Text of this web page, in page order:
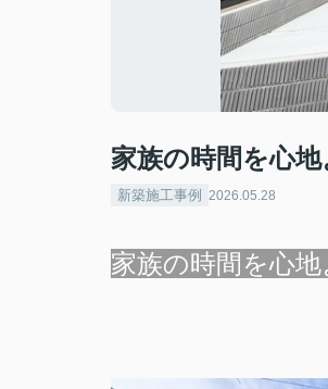
家族の時間を心
新築施工事例 2026.05.28
家族の時間を心